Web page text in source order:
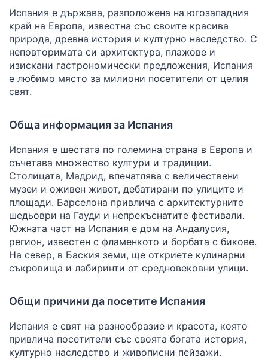
Испания е държава, разположена на югозападния
край на Европа, известна със своите красива
природа, древна история и културно наследство. С
неповторимата си архитектура, плажове и
изискани гастрономически предложения, Испания
е любимо място за милиони посетители от целия
свят.
Обща информация за Испания
Испания е шестата по големина страна в Европа и
съчетава множество култури и традиции.
Столицата, Мадрид, впечатлява с величествени
музеи и оживен живот, дебатирани по улиците и
площади. Барселона привлича с архитектурните
шедьоври на Гауди и непрекъснатите фестивали.
Южната част на Испания е дом на Андалусия,
регион, известен с фламенкото и борбата с бикове.
На север, в Баския земи, ще откриете кулинарни
съкровища и лабиринти от средновековни улици.
Общи причини да посетите Испания
Испания е свят на разнообразие и красота, която
привлича посетители със своята богата история,
културно наследство и живописни пейзажи.